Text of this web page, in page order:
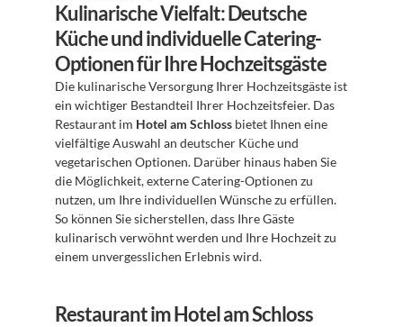
Kulinarische Vielfalt: Deutsche
Küche und individuelle Catering-
Optionen für Ihre Hochzeitsgäste
Die kulinarische Versorgung Ihrer Hochzeitsgäste ist
ein wichtiger Bestandteil Ihrer Hochzeitsfeier. Das
Restaurant im Hotel am Schloss bietet Ihnen eine
vielfältige Auswahl an deutscher Küche und
vegetarischen Optionen. Darüber hinaus haben Sie
die Möglichkeit, externe Catering-Optionen zu
nutzen, um Ihre individuellen Wünsche zu erfüllen.
So können Sie sicherstellen, dass Ihre Gäste
kulinarisch verwöhnt werden und Ihre Hochzeit zu
einem unvergesslichen Erlebnis wird.
Restaurant im Hotel am Schloss